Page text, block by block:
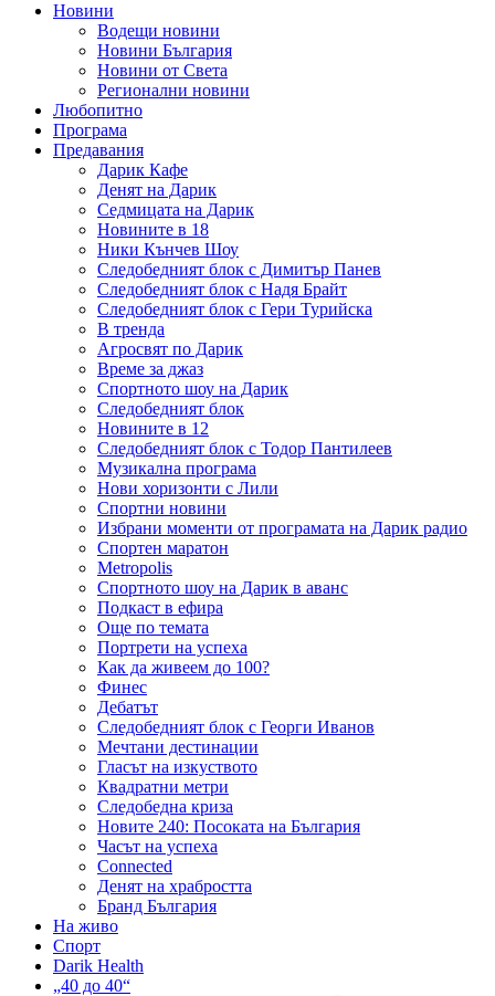
Новини
Водещи новини
Новини България
Новини от Света
Регионални новини
Любопитно
Програма
Предавания
Дарик Кафе
Денят на Дарик
Седмицата на Дарик
Новините в 18
Ники Кънчев Шоу
Следобедният блок с Димитър Панев
Следобедният блок с Надя Брайт
Следобедният блок с Гери Турийска
В тренда
Агросвят по Дарик
Време за джаз
Спортното шоу на Дарик
Следобедният блок
Новините в 12
Следобедният блок с Тодор Пантилеев
Музикална програма
Нови хоризонти с Лили
Спортни новини
Избрани моменти от програмата на Дарик радио
Спортен маратон
Metropolis
Спортното шоу на Дарик в аванс
Подкаст в ефира
Още по темата
Портрети на успеха
Как да живеем до 100?
Финес
Дебатът
Следобедният блок с Георги Иванов
Мечтани дестинации
Гласът на изкуството
Квадратни метри
Следобедна криза
Новите 240: Посоката на България
Часът на успеха
Connected
Денят на храбростта
Бранд България
На живо
Спорт
Darik Health
„40 до 40“